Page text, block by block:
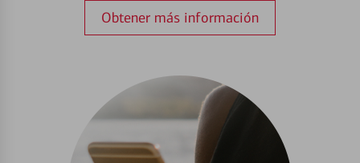
Obtener más información